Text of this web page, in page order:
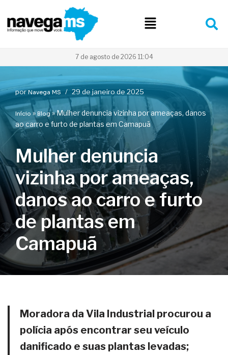
Pular
para
7 de agosto de 2026 11:04
porNavega MS 29 de janeiro de 2025
Início » Blog»Mulher denuncia vizinha por ameaças, danos
ao carro e furto de plantas em Camapuã
Mulher denuncia
vizinha por ameaças,
danos ao carro e furto
de plantas em
Camapuã
Moradora da Vila Industrial procurou a
polícia após encontrar seu veículo
danificado e suas plantas levadas;